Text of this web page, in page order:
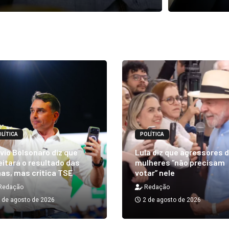
Bolsonaro diz que
o resultado das
mas critica TSE
de agosto de 2026
POLÍTICA
Lula diz que agressores
mulheres “não precisam
votar” nele
Redação
2 de agosto de 2026